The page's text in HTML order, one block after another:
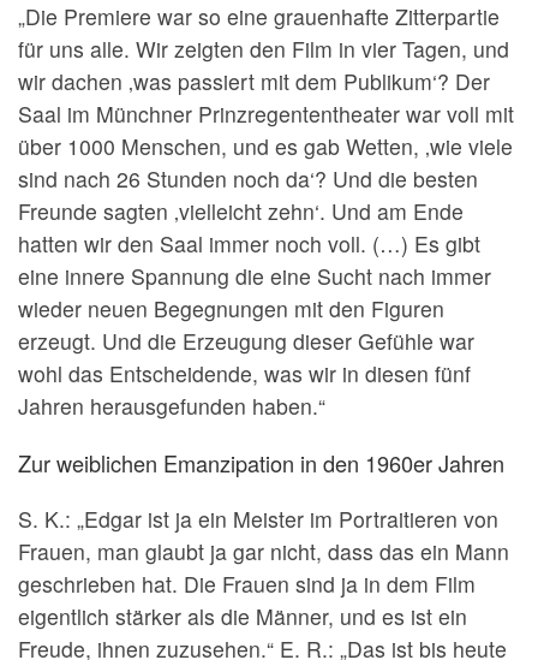
„Die Premiere war so eine grauenhafte Zitterpartie
für uns alle. Wir zeigten den Film in vier Tagen, und
wir dachen ‚was passiert mit dem Publikum‘? Der
Saal im Münchner Prinzregententheater war voll mit
über 1000 Menschen, und es gab Wetten, ‚wie viele
sind nach 26 Stunden noch da‘? Und die besten
Freunde sagten ‚vielleicht zehn‘. Und am Ende
hatten wir den Saal immer noch voll. (…) Es gibt
eine innere Spannung die eine Sucht nach immer
wieder neuen Begegnungen mit den Figuren
erzeugt. Und die Erzeugung dieser Gefühle war
wohl das Entscheidende, was wir in diesen fünf
Jahren herausgefunden haben.“
Zur weiblichen Emanzipation in den 1960er Jahren
S. K.: „Edgar ist ja ein Meister im Portraitieren von
Frauen, man glaubt ja gar nicht, dass das ein Mann
geschrieben hat. Die Frauen sind ja in dem Film
eigentlich stärker als die Männer, und es ist ein
Freude, ihnen zuzusehen.“ E. R.: „Das ist bis heute